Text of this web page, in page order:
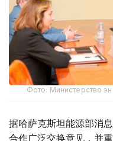
Фото: Министерство
据哈萨克斯坦能源部消
合作广泛交换意见，并